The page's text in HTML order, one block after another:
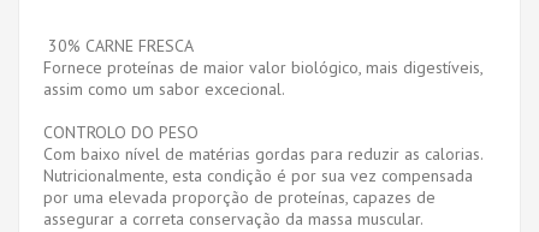
30% CARNE FRESCA
Fornece proteínas de maior valor biológico, mais digestíveis,
assim como um sabor excecional.
CONTROLO DO PESO
Com baixo nível de matérias gordas para reduzir as calorias.
Nutricionalmente, esta condição é por sua vez compensada
por uma elevada proporção de proteínas, capazes de
assegurar a correta conservação da massa muscular.